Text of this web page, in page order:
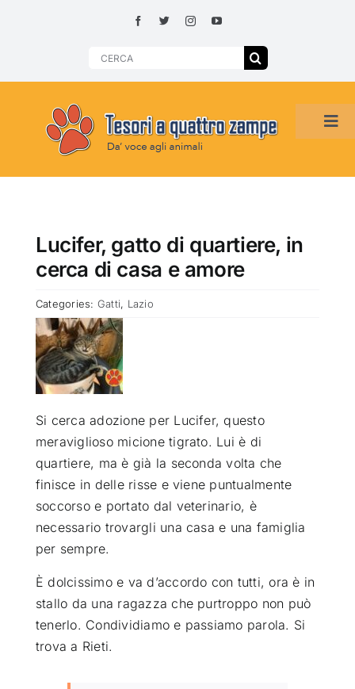
Search
HOME
ADOTTATI O RITROVATI
ATTUALITÀ
VIDEO
CHI SIAMO
RUBRICHE
SEMPRE CON ME
Lucifer, gatto di quartiere, in
cerca di casa e amore
Categories: Gatti, Lazio
Si cerca adozione per Lucifer, questo
meraviglioso micione tigrato. Lui è di
quartiere, ma è già la seconda volta che
finisce in delle risse e viene puntualmente
soccorso e portato dal veterinario, è
necessario trovargli una casa e una famiglia
per sempre.
È dolcissimo e va d’accordo con tutti, ora è in
stallo da una ragazza che purtroppo non può
tenerlo. Condividiamo e passiamo parola. Si
trova a Rieti.